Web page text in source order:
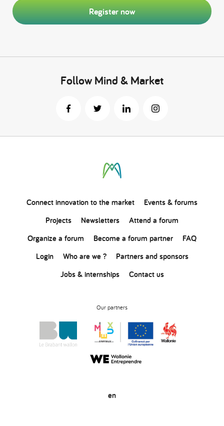
Register now
Follow Mind & Market
Connectinnovationto the market
Events & forums
Projects
Newsletters
Attend a forum
Organize a forum
Become a forum partner
FAQ
Login
Who are we ?
Partners and sponsors
Jobs & internships
Contact us
Our partners
en